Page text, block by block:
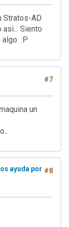
Stratos-AD
Siento
algo :P
#7
un
#8
ayuda por